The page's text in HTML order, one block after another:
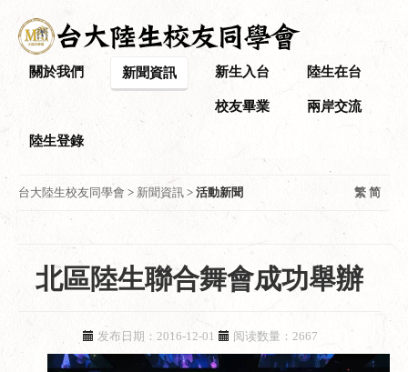
關於我們 新聞資訊 新生入台 陸生在台
校友畢業 兩岸交流
陸生登錄
台大陸生校友同學會 > 新聞資訊 > 活動新聞 繁 简
北區陸生聯合舞會成功舉辦
发布日期：2016-12-01 阅读数量：2667